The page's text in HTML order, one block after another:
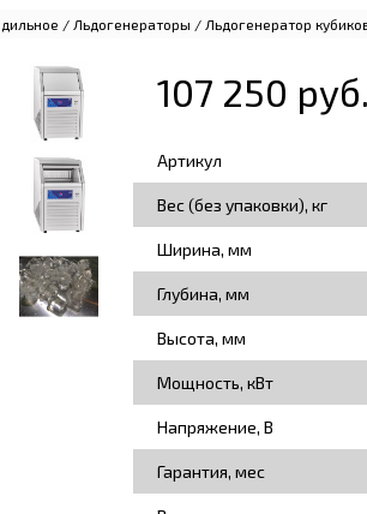
/ Льдогенераторы / Льдогенератор
107 250 руб.
Артикул
Вес (без упаковки), кг
Ширина, мм
Глубина, мм
Высота, мм
Мощность, кВт
Напряжение, В
Гарантия, мес